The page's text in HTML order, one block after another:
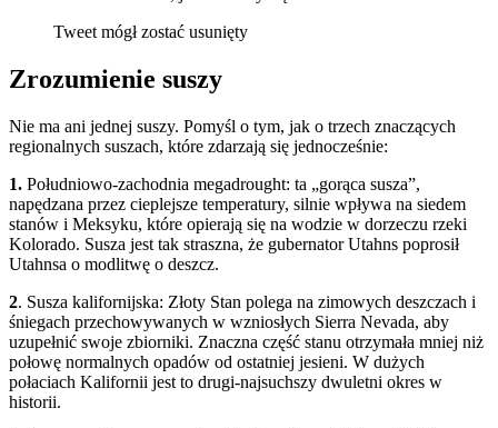
Tweet mógł zostać usunięty
Zrozumienie suszy
Nie ma ani jednej suszy. Pomyśl o tym, jak o trzech znaczących
regionalnych suszach, które zdarzają się jednocześnie:
1. Południowo-zachodnia megadrought: ta „gorąca susza”,
napędzana przez cieplejsze temperatury, silnie wpływa na siedem
stanów i Meksyku, które opierają się na wodzie w dorzeczu rzeki
Kolorado. Susza jest tak straszna, że gubernator Utahns poprosił
Utahnsa o modlitwę o deszcz.
2. Susza kalifornijska: Złoty Stan polega na zimowych deszczach i
śniegach przechowywanych w wzniosłych Sierra Nevada, aby
uzupełnić swoje zbiorniki. Znaczna część stanu otrzymała mniej niż
połowę normalnych opadów od ostatniej jesieni. W dużych
połaciach Kalifornii jest to drugi-najsuchszy dwuletni okres w
historii.